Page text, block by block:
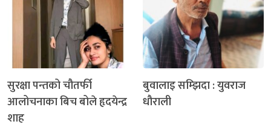
सुरक्षा पन्तको चौतर्फी
आलोचनाका बिच बोले हृदयेन्द्र
शाह
बुवालाइ सम्झिदा : युवराज
धौराली